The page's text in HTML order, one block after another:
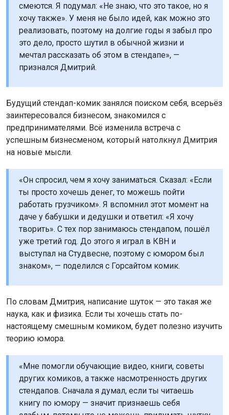
смеются. Я подумал: «Не знаю, что это такое, но я
хочу также». У меня не было идей, как можно это
реализовать, поэтому на долгие годы я забыл про
это дело, просто шутил в обычной жизни и
мечтал рассказать об этом в стендапе», —
признался Дмитрий.
Будущий стендап-комик занялся поиском себя, всерьёз
заинтересовался бизнесом, знакомился с
предпринимателями. Всё изменила встреча с
успешным бизнесменом, который натолкнул Дмитрия
на новые мысли.
«Он спросил, чем я хочу заниматься. Сказал: «Если
ты просто хочешь денег, то можешь пойти
работать грузчиком». Я вспомнил этот момент на
даче у бабушки и дедушки и ответил: «Я хочу
творить». С тех пор занимаюсь стендапом, пошёл
уже третий год. До этого я играл в КВН и
выступал на Студвесне, поэтому с юмором был
знаком», — поделился с Горсайтом комик.
По словам Дмитрия, написание шуток — это такая же
наука, как и физика. Если ты хочешь стать по-
настоящему смешным комиком, будет полезно изучить
теорию юмора.
«Мне помогли обучающие видео, книги, советы
других комиков, а также насмотренность других
стендапов. Сначала я думал, если ты читаешь
книгу по юмору — значит признаешь себя